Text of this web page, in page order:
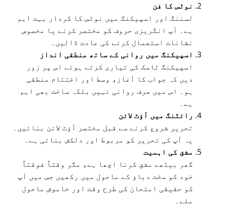
نوٹس کا فن
لسننگ اور اسپیکنگ میں نوٹس کا کردار بہت اہم
ہے۔ آپ انگریزی حروف کو مختصر کرنے یا مخصوص
نشانات استعمال کرنے کی عادت ڈالیں۔
اسپیکنگ میں روانی کے ساتھ منطقی انداز
اسپیکنگ ٹاسک کی تیاری کرتے ہوئے اس پر زور
دیں کہ جواب کا آغاز، وسط اور اختتام منطقی
ہو۔ اس میں صرف روانی نہیں بلکہ ساخت بھی اہم
ہے۔
رائٹنگ میں آؤٹ لائن
تحریر شروع کرنے سے قبل مختصر آؤٹ لائن بنائیں۔
یہ آپ کی تحریر کو مربوط اور دلکش بناتی ہے۔
مشق کی اہمیت
گھر بیٹھے مشق کرنا اچھا ہے، مگر وقتاً فوقتاً
خود کو سخت دباؤ کے ماحول میں رکھیں جس میں آپ
کو حقیقی امتحان کی طرح وقت اور خاموش ماحول
ملے۔